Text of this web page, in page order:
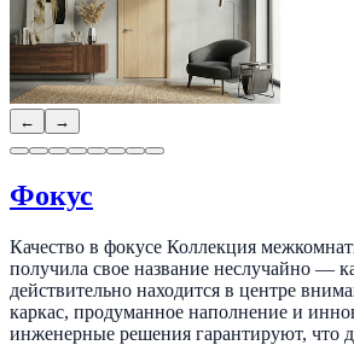
← →
Фокус
Качество в фокусе Коллекция
получила свое название неслучайно —
действительно находится в центре
каркас, продуманное наполнение и
инженерные решения гарантируют, что